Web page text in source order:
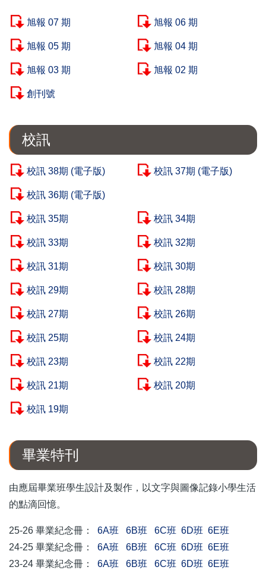
旭報 07 期 旭報 06 期
旭報 05 期 旭報 04 期
旭報 03 期 旭報 02 期
創刊號
校訊
校訊 38期 (電子版) 校訊 37期 (電子版)
校訊 36期 (電子版)
校訊 35期 校訊 34期
校訊 33期 校訊 32期
校訊 31期 校訊 30期
校訊 29期 校訊 28期
校訊 27期 校訊 26期
校訊 25期 校訊 24期
校訊 23期 校訊 22期
校訊 21期 校訊 20期
校訊 19期
畢業特刊
由應屆畢業班學生設計及製作，以文字與圖像記錄小學生活
的點滴回憶。
25-26 畢業紀念冊： 6A班 6B班 6C班 6D班 6E班
24-25 畢業紀念冊： 6A班 6B班 6C班 6D班 6E班
23-24 畢業紀念冊： 6A班 6B班 6C班 6D班 6E班